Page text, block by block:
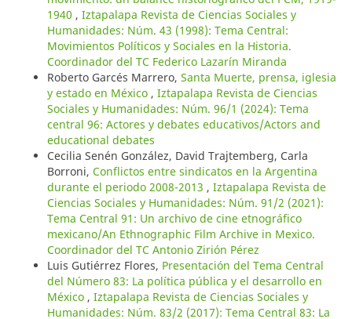
1940 , Iztapalapa Revista de Ciencias Sociales y
Humanidades: Núm. 43 (1998): Tema Central:
Movimientos Políticos y Sociales en la Historia.
Coordinador del TC Federico Lazarín Miranda
Roberto Garcés Marrero, Santa Muerte, prensa, iglesia
y estado en México , Iztapalapa Revista de Ciencias
Sociales y Humanidades: Núm. 96/1 (2024): Tema
central 96: Actores y debates educativos/Actors and
educational debates
Cecilia Senén González, David Trajtemberg, Carla
Borroni, Conflictos entre sindicatos en la Argentina
durante el periodo 2008-2013 , Iztapalapa Revista de
Ciencias Sociales y Humanidades: Núm. 91/2 (2021):
Tema Central 91: Un archivo de cine etnográfico
mexicano/An Ethnographic Film Archive in Mexico.
Coordinador del TC Antonio Zirión Pérez
Luis Gutiérrez Flores, Presentación del Tema Central
del Número 83: La política pública y el desarrollo en
México , Iztapalapa Revista de Ciencias Sociales y
Humanidades: Núm. 83/2 (2017): Tema Central 83: La